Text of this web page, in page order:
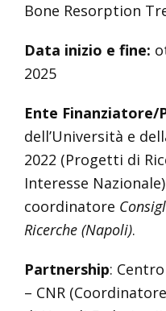
Bone Resorption
Data inizio e fine:
2025
Ente Finanziatore/
dell’Università e
2022 (Progetti di
Interesse
coordinatore
Ricerche (Napoli).
Partnership:
– CNR